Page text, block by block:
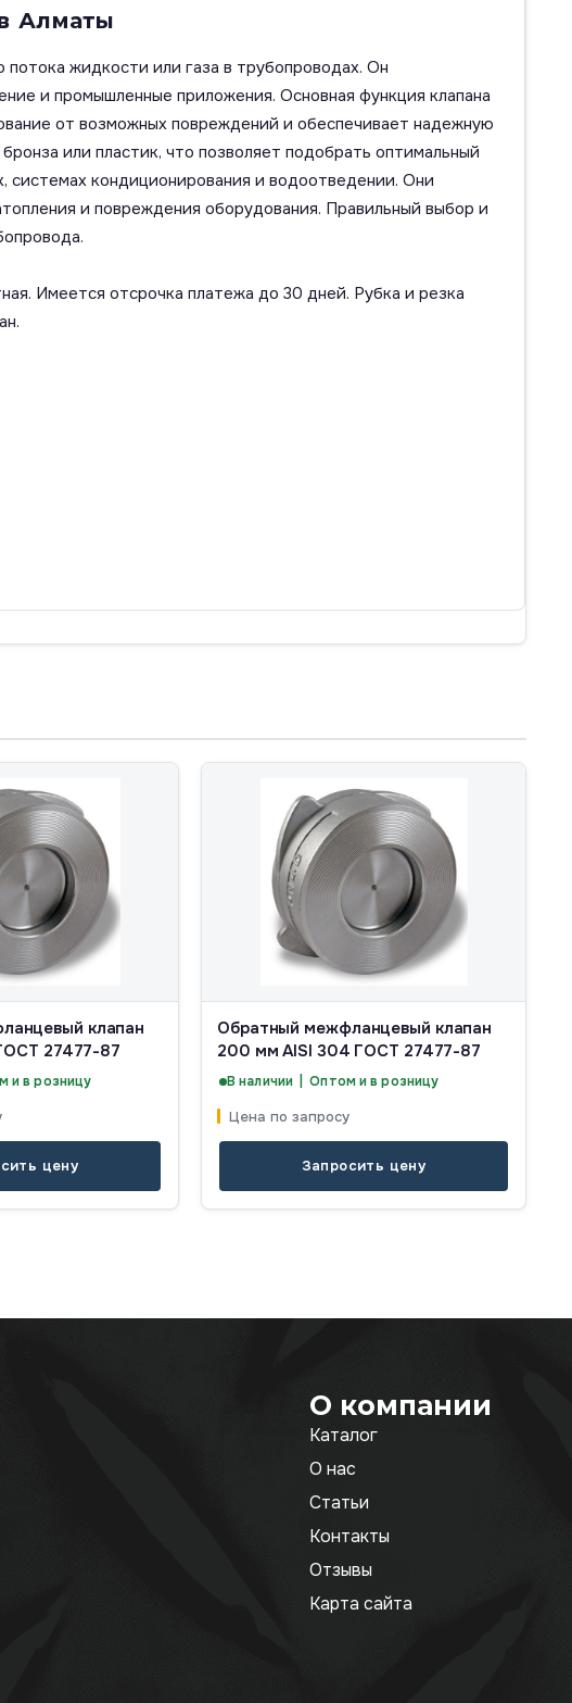
Алматы
жидкости или газа в трубопроводах. Он
и промышленные приложения. Основная функция клапана
от возможных повреждений и обеспечивает надежную
или пластик, что позволяет подобрать оптимальный
системах кондиционирования и водоотведении. Они
и повреждения оборудования. Правильный выбор и
Имеется отсрочка платежа до 30 дней. Рубка и резка
клапан
27477-87
и в розницу
цену
Обратный межфланцевый клапан
200 мм AISI 304 ГОСТ 27477-87
В наличии | Оптом и в розницу
Цена по запросу
Запросить цену
О компании
Каталог
О нас
Статьи
Контакты
Отзывы
Карта сайта